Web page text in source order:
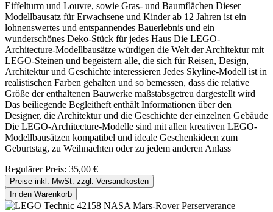
Eiffelturm und Louvre, sowie Gras- und Baumflächen Dieser
Modellbausatz für Erwachsene und Kinder ab 12 Jahren ist ein
lohnenswertes und entspannendes Bauerlebnis und ein
wunderschönes Deko-Stück für jedes Haus Die LEGO-
Architecture-Modellbausätze würdigen die Welt der Architektur mit
LEGO-Steinen und begeistern alle, die sich für Reisen, Design,
Architektur und Geschichte interessieren Jedes Skyline-Modell ist in
realistischen Farben gehalten und so bemessen, dass die relative
Größe der enthaltenen Bauwerke maßstabsgetreu dargestellt wird
Das beiliegende Begleitheft enthält Informationen über den
Designer, die Architektur und die Geschichte der einzelnen Gebäude
Die LEGO-Architecture-Modelle sind mit allen kreativen LEGO-
Modellbausätzen kompatibel und ideale Geschenkideen zum
Geburtstag, zu Weihnachten oder zu jedem anderen Anlass
Regulärer Preis: 35,00 €
Preise inkl. MwSt. zzgl. Versandkosten
In den Warenkorb